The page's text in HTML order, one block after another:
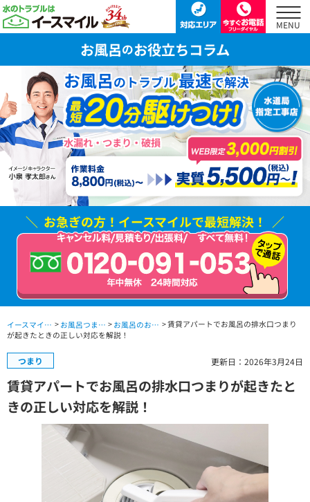
お風呂のお役立ちコラム
お風呂のトラブル最速で解決
水漏れ・つまり・破損
お急ぎの方！ イースマイルで最短解決！
イースマイル公式サイト TOP > お風呂つまり・水漏れ・交換修理 TOP > お風呂のお役立ちコラム > 賃貸アパートでお風呂の排水口つまり
が起きたときの正しい対応を解説！
つまり 更新日：2026年3月24日
賃貸アパートでお風呂の排水口つまりが起きたと
きの正しい対応を解説！